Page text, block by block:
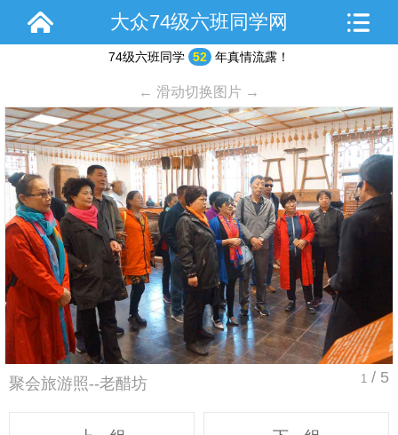
大众74级六班同学网
74级六班同学 52 年真情流露！
← 滑动切换图片 →
1 / 5
聚会旅游照--老醋坊